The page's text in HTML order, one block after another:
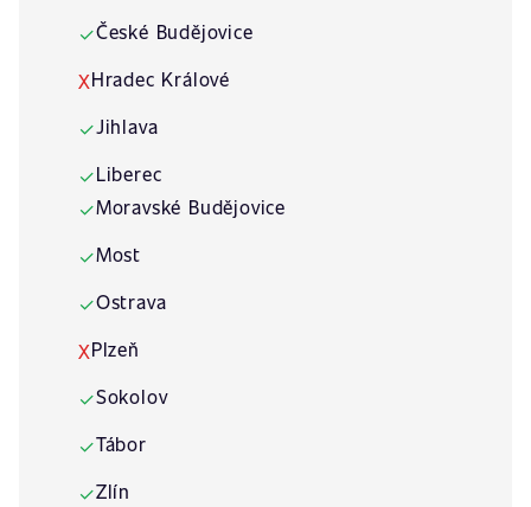
✓České Budějovice
XHradec Králové
✓Jihlava
✓Liberec
✓Moravské Budějovice
✓Most
✓Ostrava
XPlzeň
✓Sokolov
✓Tábor
✓Zlín